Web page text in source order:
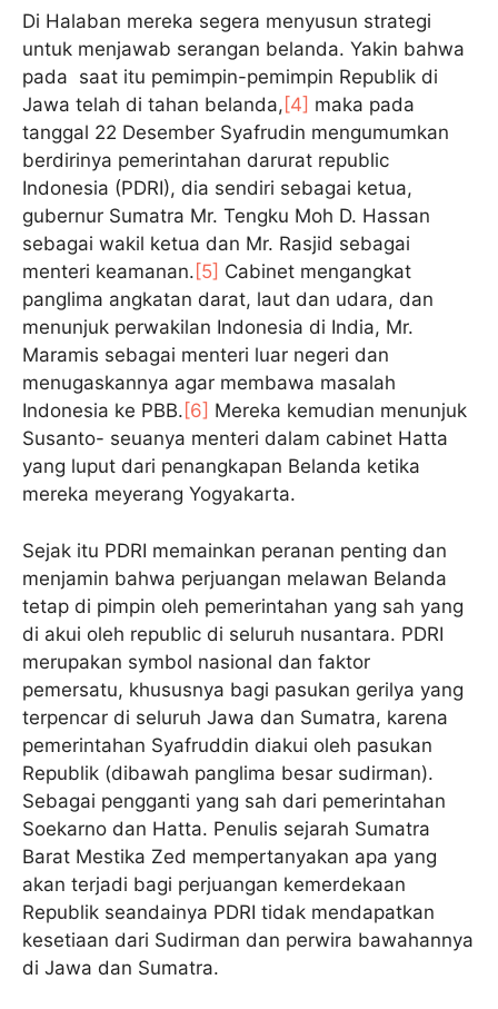
Di Halaban mereka segera menyusun strategi
untuk menjawab serangan belanda. Yakin bahwa
pada saat itu pemimpin-pemimpin Republik di
Jawa telah di tahan belanda, [4] maka pada
tanggal 22 Desember Syafrudin mengumumkan
berdirinya pemerintahan darurat republic
Indonesia (PDRI), dia sendiri sebagai ketua,
gubernur Sumatra Mr. Tengku Moh D. Hassan
sebagai wakil ketua dan Mr. Rasjid sebagai
menteri keamanan. [5] Cabinet mengangkat
panglima angkatan darat, laut dan udara, dan
menunjuk perwakilan Indonesia di India, Mr.
Maramis sebagai menteri luar negeri dan
menugaskannya agar membawa masalah
Indonesia ke PBB. [6] Mereka kemudian menunjuk
Susanto- seuanya menteri dalam cabinet Hatta
yang luput dari penangkapan Belanda ketika
mereka meyerang Yogyakarta.
Sejak itu PDRI memainkan peranan penting dan
menjamin bahwa perjuangan melawan Belanda
tetap di pimpin oleh pemerintahan yang sah yang
di akui oleh republic di seluruh nusantara. PDRI
merupakan symbol nasional dan faktor
pemersatu, khususnya bagi pasukan gerilya yang
terpencar di seluruh Jawa dan Sumatra, karena
pemerintahan Syafruddin diakui oleh pasukan
Republik (dibawah panglima besar sudirman).
Sebagai pengganti yang sah dari pemerintahan
Soekarno dan Hatta. Penulis sejarah Sumatra
Barat Mestika Zed mempertanyakan apa yang
akan terjadi bagi perjuangan kemerdekaan
Republik seandainya PDRI tidak mendapatkan
kesetiaan dari Sudirman dan perwira bawahannya
di Jawa dan Sumatra.